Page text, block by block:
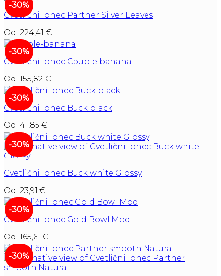
-30%
Cvetlični lonec Partner Silver Leaves
Od: 224,41 €
-30%
Cvetlični lonec Couple banana
Od: 155,82 €
-30%
Cvetlični lonec Buck black
Od: 41,85 €
-30%
Cvetlični lonec Buck white Glossy
Od: 23,91 €
-30%
Cvetlični lonec Gold Bowl Mod
Od: 165,61 €
-30%